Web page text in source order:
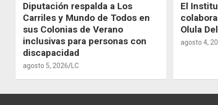
Diputación respalda a Los
Carriles y Mundo de Todos en
sus Colonias de Verano
inclusivas para personas con
discapacidad
agosto 5, 2026 LC
El
Olula
agosto 4,